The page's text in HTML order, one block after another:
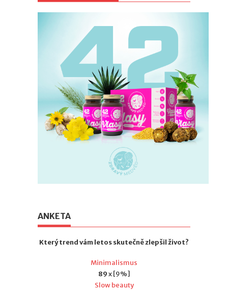
ANKETA
Který trend vám letos skutečně zlepšil život?
Minimalismus
89x [9%]
Slow beauty